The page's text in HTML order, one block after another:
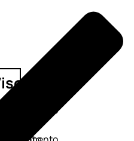
Trattamento